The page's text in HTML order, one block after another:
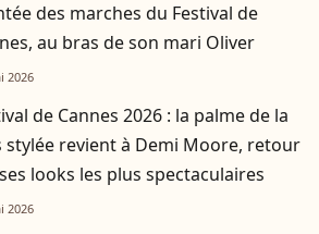
des marches du Festival de
au bras de son mari Oliver
2026
de Cannes 2026 : la palme de la
stylée revient à Demi Moore, retour
looks les plus spectaculaires
2026